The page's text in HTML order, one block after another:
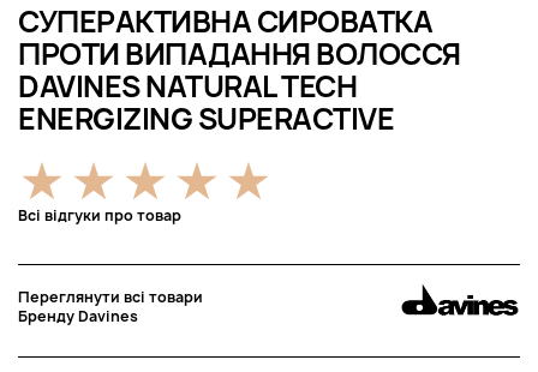
СУПЕРАКТИВНА СИРОВАТКА
ПРОТИ ВИПАДАННЯ ВОЛОССЯ
DAVINES NATURAL TECH
ENERGIZING SUPERACTIVE
Всі відгуки про товар
Переглянути всі товари
Бренду Davines